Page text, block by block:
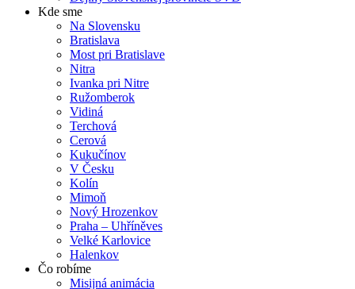
Kde sme
Na Slovensku
Bratislava
Most pri Bratislave
Nitra
Ivanka pri Nitre
Ružomberok
Vidiná
Terchová
Cerová
Kukučínov
V Česku
Kolín
Mimoň
Nový Hrozenkov
Praha – Uhříněves
Velké Karlovice
Halenkov
Čo robíme
Misijná animácia